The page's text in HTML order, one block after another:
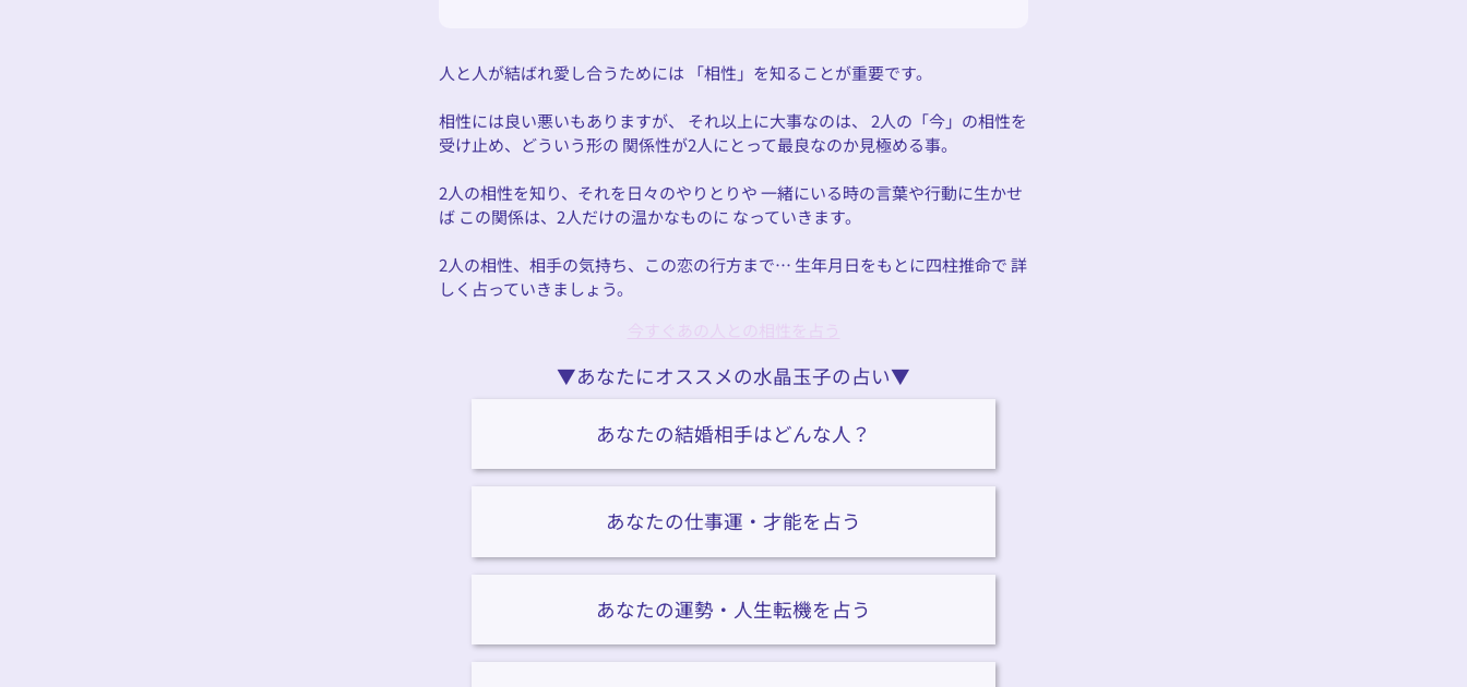
人と人が結ばれ愛し合うためには 「相性」を知ることが重要です。
相性には良い悪いもありますが、 それ以上に大事なのは、 2人の「今」の相性を
受け止め、どういう形の 関係性が2人にとって最良なのか見極める事。
2人の相性を知り、それを日々のやりとりや 一緒にいる時の言葉や行動に生かせ
ば この関係は、2人だけの温かなものに なっていきます。
2人の相性、相手の気持ち、この恋の行方まで… 生年月日をもとに四柱推命で 詳
しく占っていきましょう。
今すぐあの人との相性を占う
▼あなたにオススメの水晶玉子の占い▼
あなたの結婚相手はどんな人？
あなたの仕事運・才能を占う
あなたの運勢・人生転機を占う